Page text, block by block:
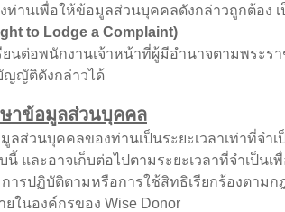
านเพื่อให้ข้อมูลส่วนบุคคลดังกล่าวถูกต้อง
to Lodge a Complaint)
นักงานเจ้าหน้าที่ผู้มีอำนาจตามพระรา
ญญัติดังกล่าวได้
ษาข้อมูลส่วนบุคคล
วนบุคคลของท่านเป็นระยะเวลาเท่าที่จำเ
และอาจเก็บต่อไปตามระยะเวลาที่จำเป็
ารปฏิบัติตามหรือการใช้สิทธิเรียกร้องตาม
ในองค์กรของ Wise Donor